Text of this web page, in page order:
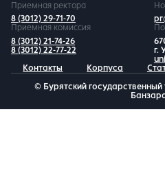
Приемная ректора
8 (3012) 29-71-70
Приемная комиссия
8 (3012) 21-74-26
8 (3012) 22-77-22
г.
Контакты
Корпуса
© Бурятский